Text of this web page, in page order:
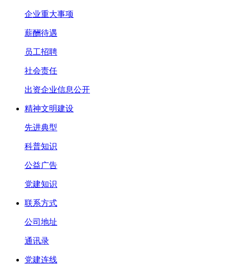
企业重大事项
薪酬待遇
员工招聘
社会责任
出资企业信息公开
精神文明建设
先进典型
科普知识
公益广告
党建知识
联系方式
公司地址
通讯录
党建连线